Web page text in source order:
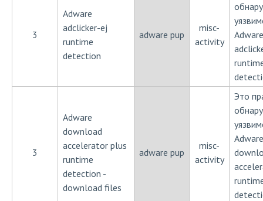
3
Adware
adclicker-ej
runtime
detection
adware pup
misc-
activity
Adware
3
Adware
download
accelerator plus
runtime
detection -
download files
adware pup
misc-
activity
Это
Adware